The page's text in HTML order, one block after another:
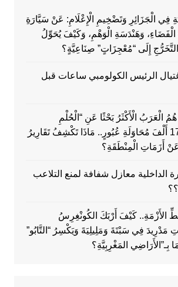
فِي الْجَزَائِرِ وَتَضْخِيمِ الْإِعْلَامِ: عَنْ سَيَّارَةِ
الْفَضَاءِ، وَهَنْدَسَةِ الْوَهْمِ، وَكَيْفَ يُحَوِّلُ
التَّخَرُّجِ إِلَى “مُعْجِزَاتٍ” صِنَاعِيَّةٍ؟
الرئيس الكولومبي ساعات قبل
الْعَرَبُ الْأَكْثَرُ بَحْثًا عَنِ “الْحُلْمِ
الْأُورُوبِيِّ”؟… 178 أَلْفَ مُحَاوَلَةِ عُبُورٍ.. مَاذَا تَكْشِفُ تَقَارِيرُ
عَنْ أَزَمَاتِ الْمِنْطَقَةِ؟
الداخلية معازل شفافة لمنع التلاعب
الأَزْمَةِ.. كَيْفَ أَرْبَكَ الكُونْغِرِسُ
مَدْرِيدَ فِي سَبْتَةَ وَمَلِيلِيَةَ وَيَكْسِرُ “التَّابُو”
بِـ”الأَرَاضِي المَغْرِبِيَّةِ؟